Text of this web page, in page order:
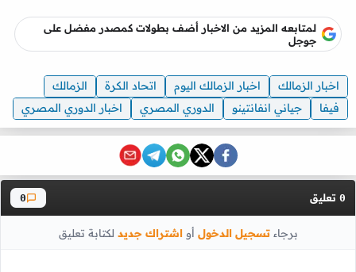
لمتابعه المزيد من الاخبار أضف بطولات كمصدر مفضل على
جوجل
اخبار الزمالك اخبار الزمالك اليوم اتحاد الكرة
الزمالك
فيفا
جياني انفانتينو الدوري المصري اخبار الدوري المصري
0 تعليق 0
برجاءتسجيل الدخول أواشتراك جديد لكتابة تعليق